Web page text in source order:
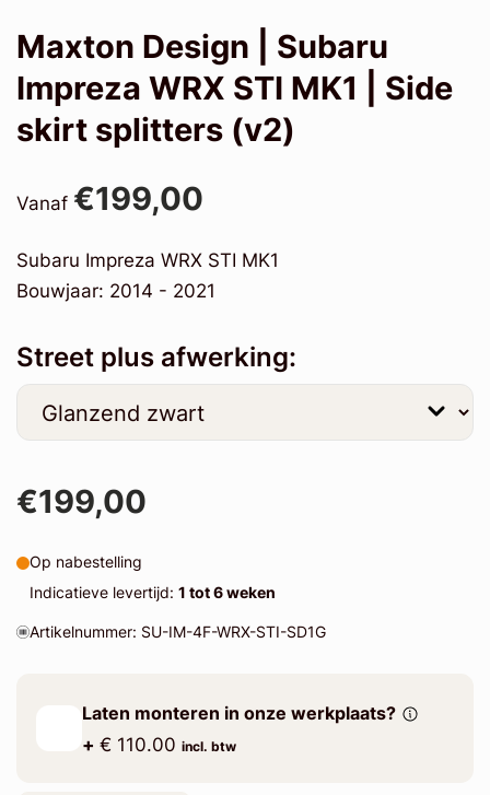
Maxton Design | Subaru
Impreza WRX STI MK1 | Side
skirt splitters (v2)
Vanaf €199,00
Subaru Impreza WRX STI MK1
Bouwjaar: 2014 - 2021
Street plus afwerking:
€199,00
Op nabestelling
Indicatieve levertijd: 1 tot 6 weken
Artikelnummer: SU-IM-4F-WRX-STI-SD1G
Laten monteren in onze werkplaats?
+ € 110.00 incl. btw